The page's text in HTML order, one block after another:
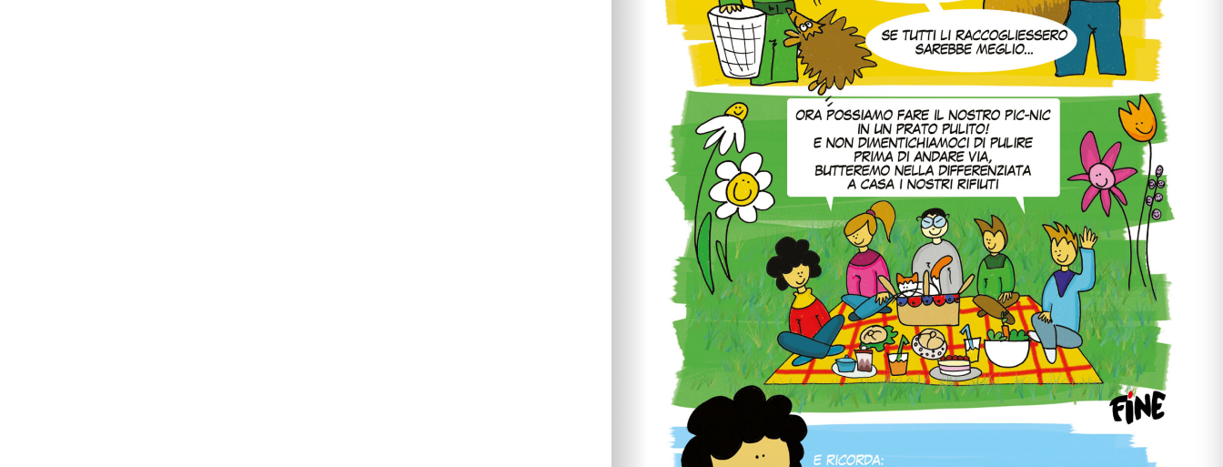
IN EVIDENZA
Figli in crescita
Adolescenza
Figli con bisogni speciali
Neonati e prima infanzia
Sviluppo psicomotorio
Sviluppo cognitivo e apprendimento
Linguaggio
I consigli dei pedagogisti
Imparare divertendosi
Scarabocchi e disegni
Consigli di lettura
Tempo libero
Vivere la famiglia
Lo spazio d’ascolto
Essere famiglia
Quando arriva un bebè
Rapporto genitori-figli